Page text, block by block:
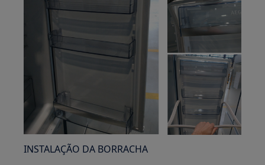
INSTALAÇÃO DA BORRACHA